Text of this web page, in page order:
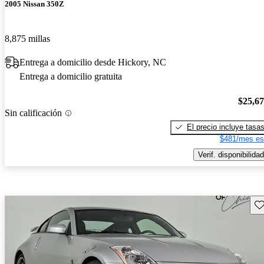
2005 Nissan 350Z
8,875 millas
Entrega a domicilio desde Hickory, NC
Entrega a domicilio gratuita
Sin calificación
El precio incluye tasas
$481/mes
Verif. disponibilidad